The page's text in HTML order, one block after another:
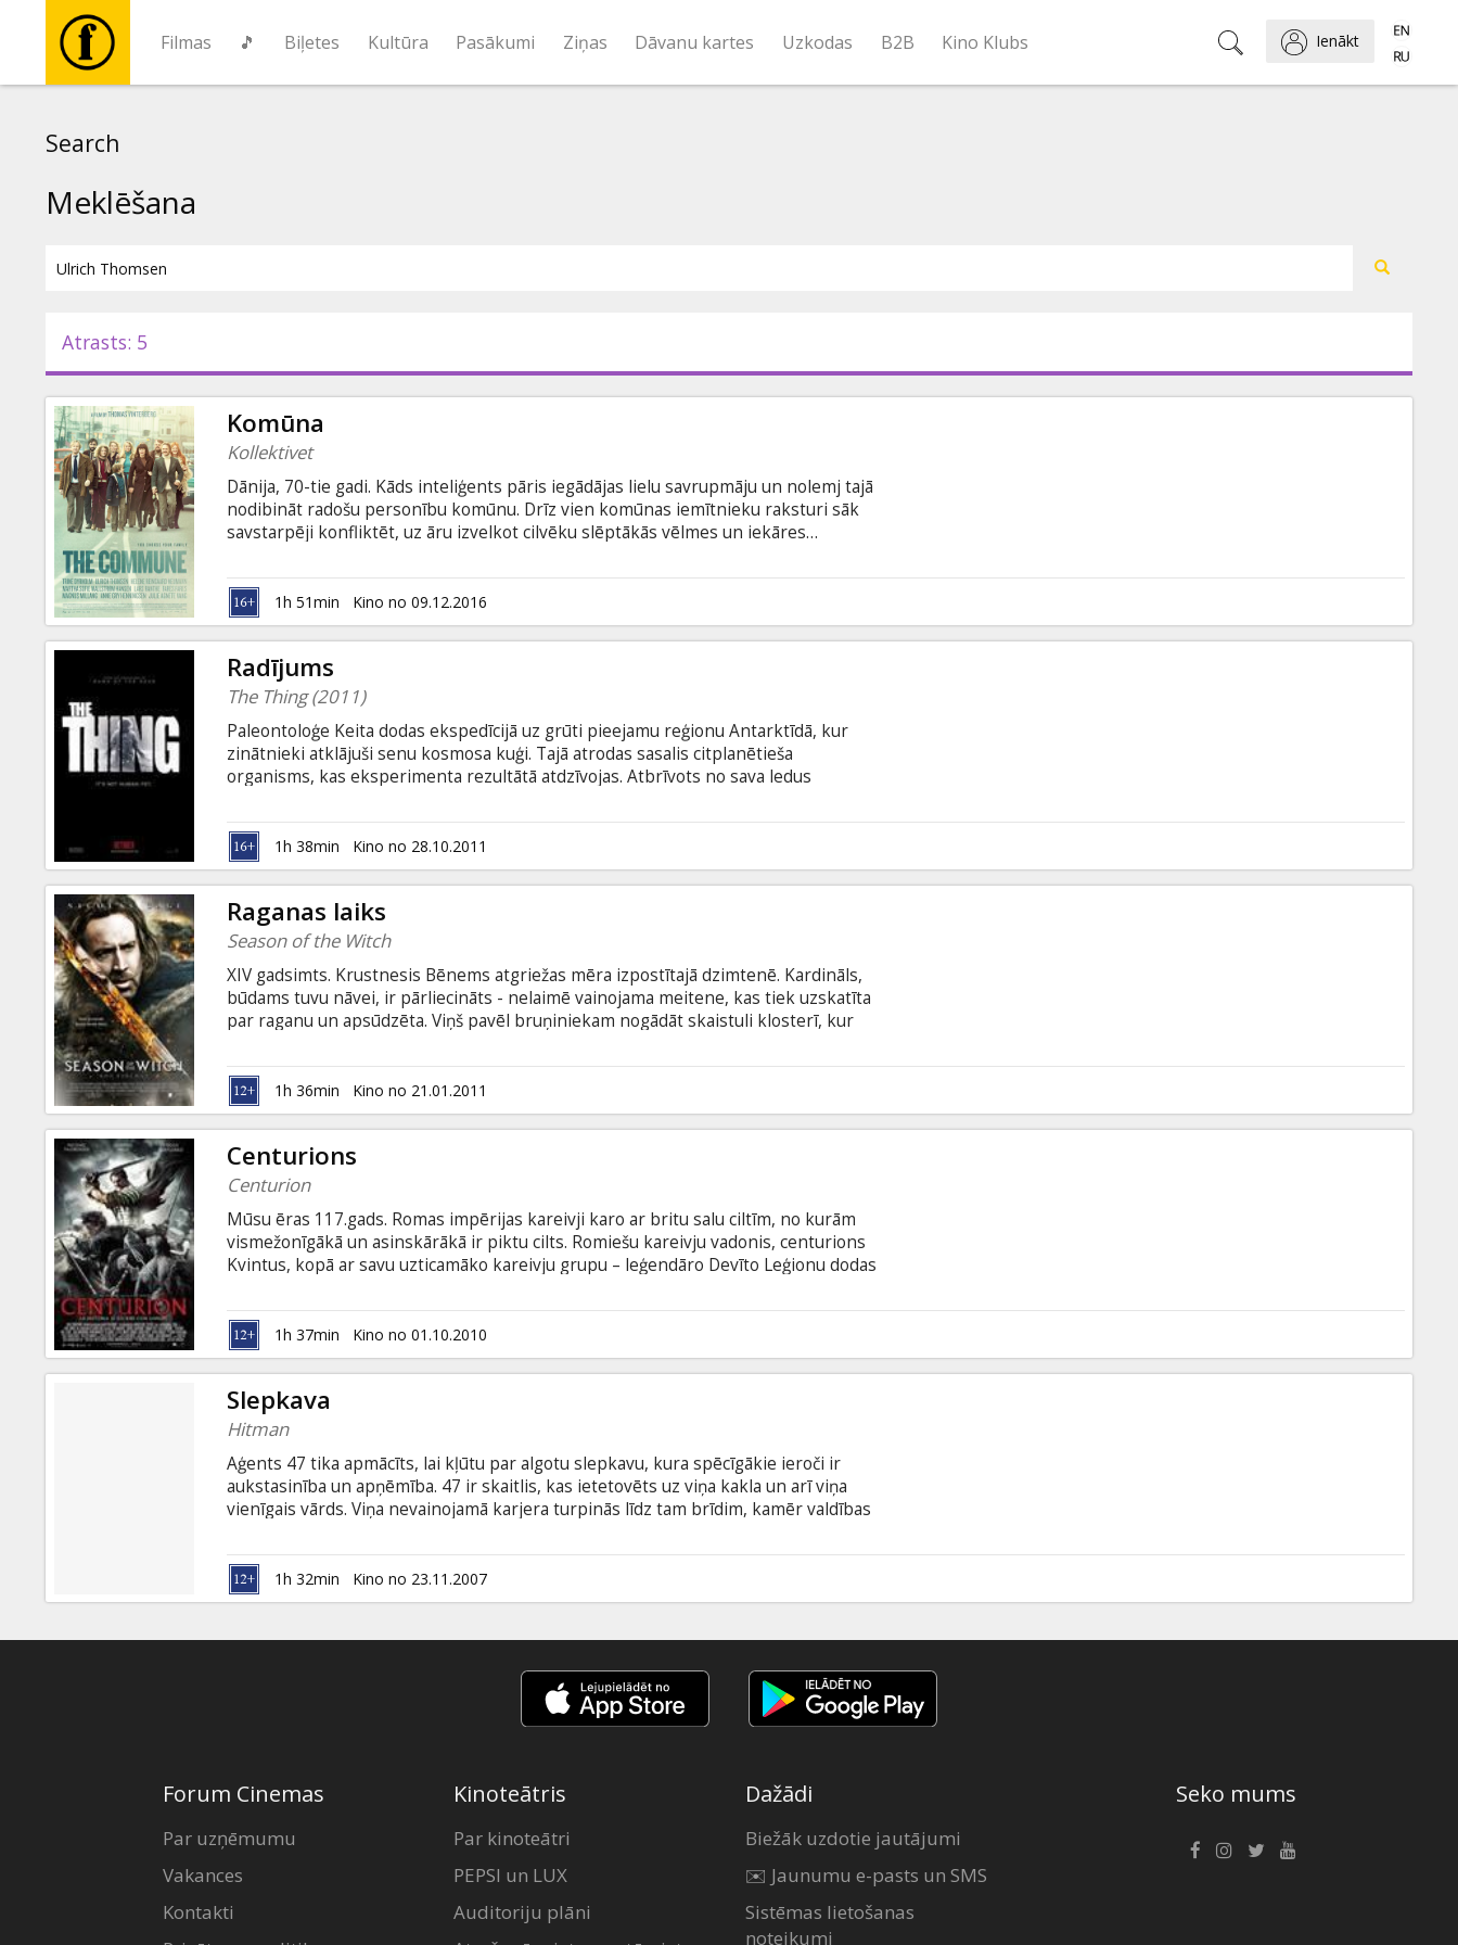
Filmas 🎵 Biļetes Kultūra Pasākumi Ziņas Dāvanu kartes Uzkodas B2B Kino Klubs Ienākt
Pasākumi
Ziņas
Dāvanu
kartes
Uzkodas
B2B
Kino
Klubs
Search
Meklēšana
Atrasts: 5
Komūna
Kollektivet
Dānija, 70-tie gadi. Kāds inteliģents pāris iegādājas lielu savrupmāju un nolemj tajā
nodibināt radošu personību komūnu. Drīz vien komūnas iemītnieku raksturi sāk
savstarpēji konfliktēt, uz āru izvelkot cilvēku slēptākās vēlmes un iekāres…
"Tālu no trokšņainā pūļa" ("Far From the Madding Crowd") režisors un viens no
Larsa Fon Trīra tuvākajiam sabiedrotajiem Tomass Vinterbergs piedāvā savu jauno
filmu, kura jau saņēmusi Sudraba lāci Berlīnes kino festivālā! Filma dāņu valodā ar
subtitriem latviešu un krievu valodā.
1h 51min Kino no 09.12.2016
Radījums
The Thing (2011)
Paleontoloģe Keita dodas ekspedīcijā uz grūti pieejamu reģionu Antarktīdā, kur
zinātnieki atklājuši senu kosmosa kuģi. Tajā atrodas sasalis citplanētieša
organisms, kas eksperimenta rezultātā atdzīvojas. Atbrīvots no sava ledus
tas, ka radījums ir apveltīts ar spēju pieņemt jebkura cilvēka veidolu.
1h 38min Kino no 28.10.2011
Raganas laiks
Season of the Witch
XIV gadsimts. Krustnesis Bēnems atgriežas mēra izpostītajā dzimtenē. Kardināls,
būdams tuvu nāvei, ir pārliecināts - nelaimē vainojama meitene, kas tiek uzskatīta
par raganu un apsūdzēta. Viņš pavēl bruņiniekam nogādāt skaistuli klosterī, kur
karos ticību zaudējušais bruņinieks piekrīt, bet ar vienu noteikumu – meitene
pirms sadedzināšanas uz sārta taisnīgi jātiesā. Bēnems jūt līdzi meitenei, bet viņu
māc šaubas, vai viņš nav raganas burvestību varā.
1h 36min Kino no 21.01.2011
Centurions
Centurion
Mūsu ēras 117.gads. Romas impērijas kareivji karo ar britu salu ciltīm, no kurām
vismežonīgākā un asinskārākā ir piktu cilts. Romiešu kareivju vadonis, centurions
Kvintus, kopā ar savu uzticamāko kareivju grupu – leģendāro Devīto Leģionu dodas
ik uz soļa izvēršas izmisīgā cīņā par izdzīvošanu, jo viņam pretī stājas skaistā, taču
nežēlīgā piktu karotāja Etaina ar saviem pulkiem. Galvenajās lomās BĒDĪGI
SLAVENO MĒRGĻU zvaigzne Maikls Fasbenders un „Bonda meitene” Olga
Kuriļenko.
1h 37min Kino no 01.10.2010
Slepkava
Hitman
Aģents 47 tika apmācīts, lai kļūtu par algotu slepkavu, kura spēcīgākie ieroči ir
aukstasinība un apņēmība. 47 ir skaitlis, kas ietetovēts uz viņa kakla un arī viņa
vienīgais vārds. Viņa nevainojamā karjera turpinās līdz tam brīdim, kamēr valdības
specdienesti uzsāk Aģenta 47 vajāšanu pa visu Eiropu, kamēr vajātais mēģina
noskaidrot, kurš un kādu motīvu vadīts ir viņu nodevis.
1h 32min Kino no 23.11.2007
Forum Cinemas
Par uzņēmumu
Vakances
Kontakti
Kinoteātris
Par kinoteātri
PEPSI un LUX
Auditoriju plāni
Dažādi
Biežāk uzdotie jautājumi
✉️ Jaunumu e-pasts un SMS
Sistēmas lietošanas
noteikumi
Seko mums